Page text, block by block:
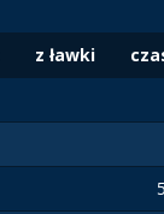
z ławki